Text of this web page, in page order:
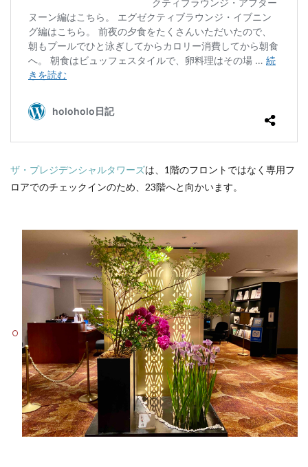
ザ・プレジデンシャルタワーズは、1階のフロントではなく専用フ
ロアでのチェックインのため、23階へと向かいます。